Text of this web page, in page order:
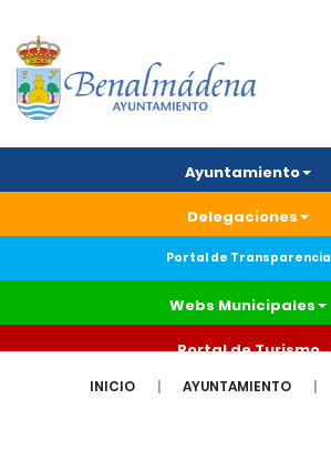
Ayuntamiento
Delegaciones
Portal de Transparencia
Webs Municipales
Portal de Turismo
INICIO AYUNTAMIENTO